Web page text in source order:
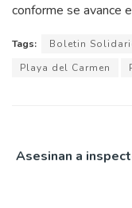
conforme se avance
Tags: Boletin
Playa del Carmen
Asesinan a